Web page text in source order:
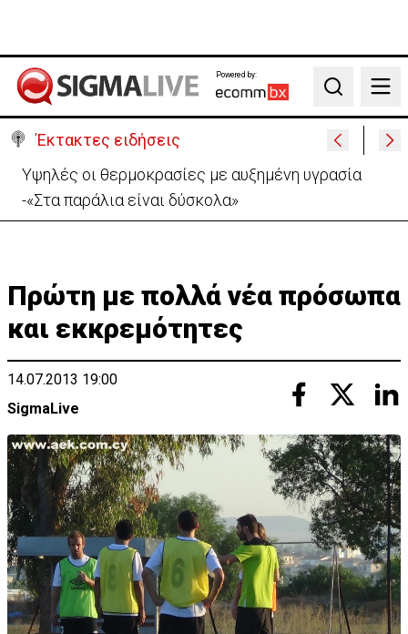
Powered by:
Search
Έκτακτες ειδήσεις
ΠτΔ: Εντατικοποιούνται οι προσπάθειες για τα
εντάλματα σύλληψης Ισαάκ-Σολωμού
Πρώτη με πολλά νέα πρόσωπα
και εκκρεμότητες
14.07.2013 19:00
SigmaLive